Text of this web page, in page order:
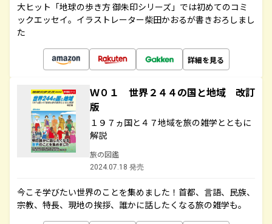
大ヒット「地球の歩き方 御朱印シリーズ」では初めてのコミ
ックエッセイ。イラストレーター柴田かおるが書きおろしまし
た
詳細を見る
Ｗ０１ 世界２４４の国と地域 改訂
版
１９７ヵ国と４７地域を旅の雑学とともに
解説
旅の図鑑
2024.07.18 発売
今こそ学びたい世界のことを集めました！首都、言語、民族、
宗教、特長、現地の挨拶、誰かに話したくなる旅の雑学も。